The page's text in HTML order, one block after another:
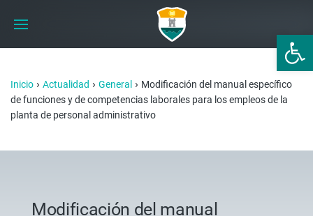
Abrir
Inicio › Actualidad › General › Modificación del manual específico
de funciones y de competencias laborales para los empleos de la
planta de personal administrativo
Modificación del manual